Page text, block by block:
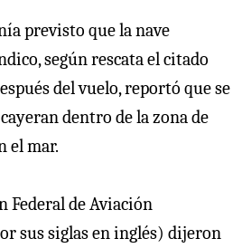
previsto que la nave
según rescata el citado
del vuelo, reportó que se
dentro de la zona de
el mar.
Federal de Aviación
sus siglas en inglés) dijeron